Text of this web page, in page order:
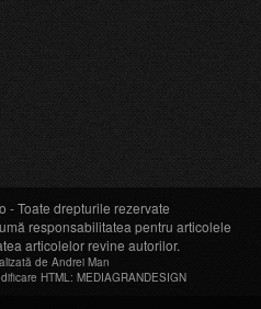
- Toate drepturile rezervate
responsabilitatea pentru articolele
articolelor revine autorilor.
de Andrei Man
HTML : MEDIAGRANDESIGN